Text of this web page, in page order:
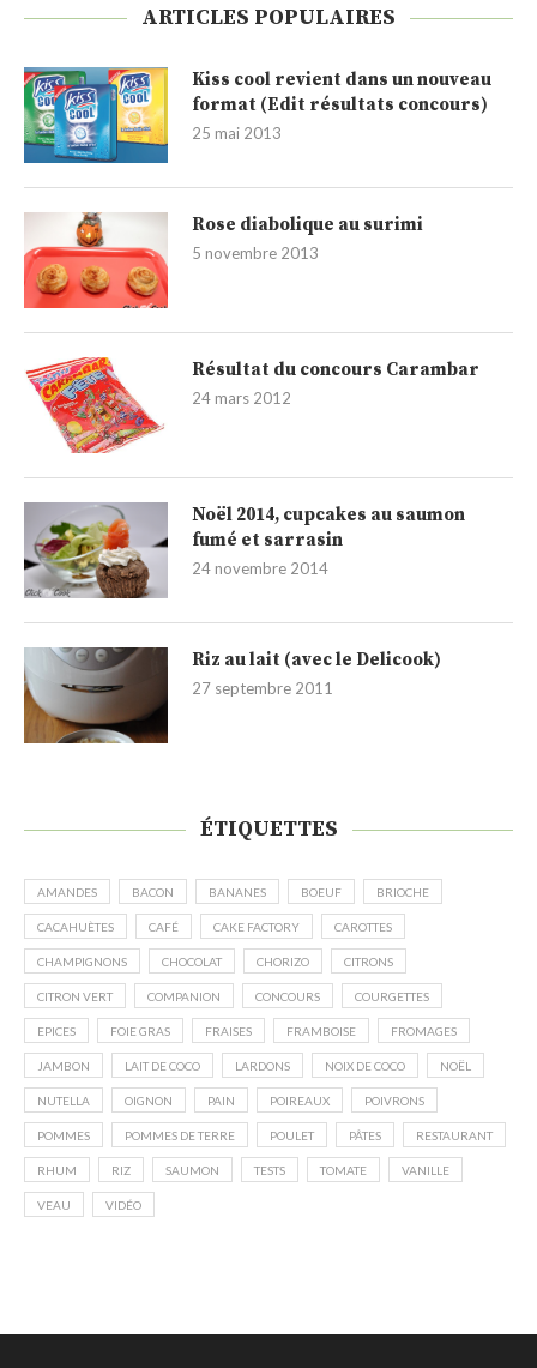
ARTICLES POPULAIRES
Kiss cool revient dans un nouveau
format (Edit résultats concours)
25 mai 2013
Rose diabolique au surimi
5 novembre 2013
Résultat du concours Carambar
24 mars 2012
Noël 2014, cupcakes au saumon
fumé et sarrasin
24 novembre 2014
Riz au lait (avec le Delicook)
27 septembre 2011
ÉTIQUETTES
AMANDES BACON BANANES BOEUF BRIOCHE
CACAHUÈTES CAFÉ CAKE FACTORY CAROTTES
CHAMPIGNONS CHOCOLAT CHORIZO CITRONS
CITRON VERT COMPANION CONCOURS COURGETTES
EPICES FOIE GRAS FRAISES FRAMBOISE FROMAGES
JAMBON LAIT DE COCO LARDONS NOIX DE COCO NOËL
NUTELLA OIGNON PAIN POIREAUX POIVRONS
POMMES POMMES DE TERRE POULET PÂTES RESTAURANT
RHUM RIZ SAUMON TESTS TOMATE VANILLE
VEAU VIDÉO